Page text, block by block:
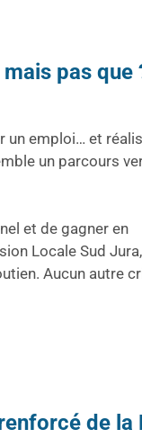
pas que
un emploi… et
un parcours
et de gagner en
Locale Sud
Aucun autre
de la